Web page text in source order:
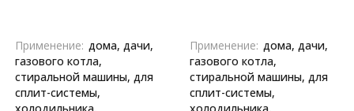
Применение: дома, дачи,
газового котла,
стиральной машины, для
сплит-системы,
холодильника,
Применение: дома, дачи,
газового котла,
стиральной машины, для
сплит-системы,
холодильника,